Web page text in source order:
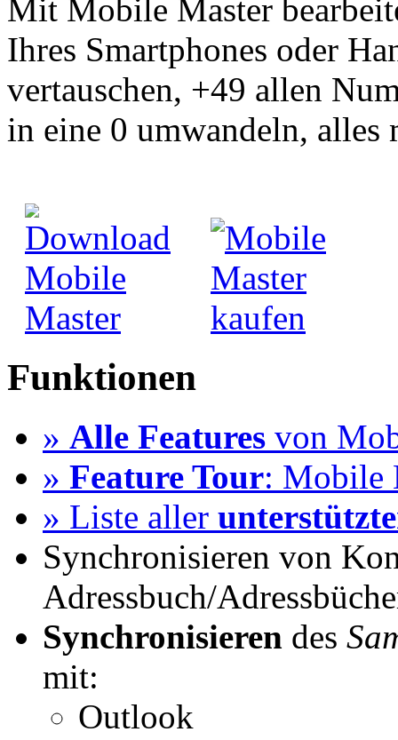
Mit Mobile Master
Ihres Smartphones oder
vertauschen, +49 allen
in eine 0 umwandeln,
Funktionen
» Alle Features von
» Feature Tour: Mobile
» Liste aller
Synchronisieren von
Adressbuch/
Synchronisieren des
mit:
Outlook